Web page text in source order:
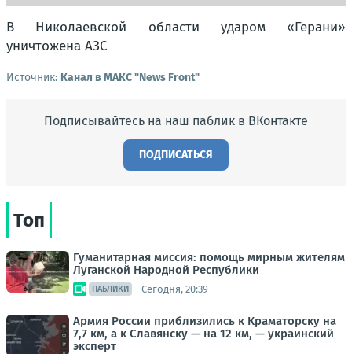
В Николаевской области ударом «Герани»
уничтожена АЗС
Источник: Канал в МАКС "News Front"
Подписывайтесь на наш паблик в ВКонтакте
ПОДПИСАТЬСЯ
Топ
Гуманитарная миссия: помощь мирным жителям
Луганской Народной Республики
ПАБЛИКИ Сегодня, 20:39
Армия России приблизились к Краматорску на
7,7 км, а к Славянску — на 12 км, — украинский
эксперт